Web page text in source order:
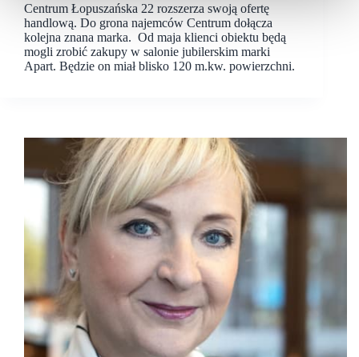
Centrum Łopuszańska 22 rozszerza swoją ofertę
handlową. Do grona najemców Centrum dołącza
kolejna znana marka. Od maja klienci obiektu będą
mogli zrobić zakupy w salonie jubilerskim marki
Apart. Będzie on miał blisko 120 m.kw. powierzchni.